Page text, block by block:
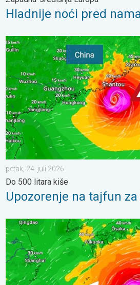
Hladnije noći pred
Upozorenje na tajfun za Kinu. Do
petak, 24. juli 2026.
Do 500 litara kiše
Upozorenje na tajfun za
Japan se priprema za tajfun Dolphin.